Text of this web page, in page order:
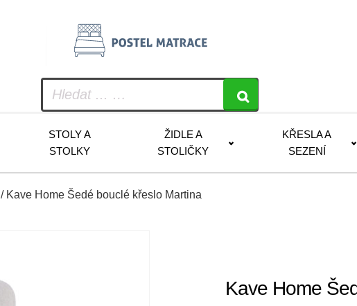
STOLY A
STOLKY
ŽIDLE A
STOLIČKY
KŘESLA A
SEZENÍ
/ Kave Home Šedé bouclé křeslo Martina
Kave Home